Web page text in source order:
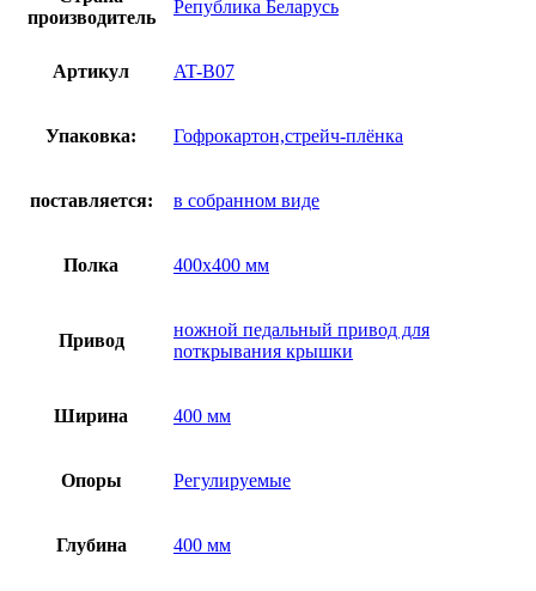
производитель
Република Беларусь
Артикул AT-B07
Упаковка: Гофрокартон,стрейч-плёнка
поставляется: в собранном виде
Полка 400х400 мм
Привод
ножной педальный привод для
nоткрывания крышки
Ширина 400 мм
Опоры Регулируемые
Глубина 400 мм